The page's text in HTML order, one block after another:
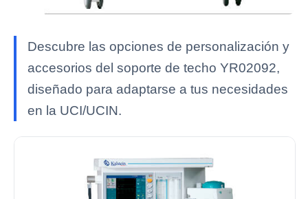
Descubre las opciones de personalización y
accesorios del soporte de techo YR02092,
diseñado para adaptarse a tus necesidades
en la UCI/UCIN.